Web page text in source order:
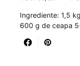
Ingrediente: 1,5
600 g de ceapa